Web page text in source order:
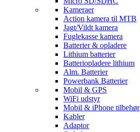
Kameraer
Action kamera til MTB
Jagt/Vildt kamera
Fuglekasse kamera
Batterier & opladere
Lithium batterier
Batteriopladere lithium
Alm. Batterier
Powerbank Batterier
Mobil & GPS
WiFi udstyr
Mobil & iPhone tilbehør
Kabler
Adaptor